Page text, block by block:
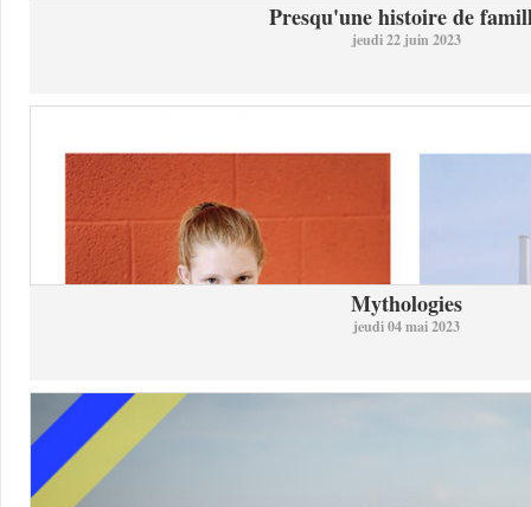
Presqu'une histoire de
jeudi 22 juin 2023
Mythologies
jeudi 04 mai 2023